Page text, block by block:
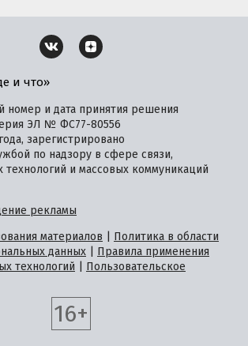
и что»
номер и дата принятия решения
ЭЛ № ФС77-80556
зарегистрировано
по надзору в сфере связи,
и массовых коммуникаций
рекламы
материалов
Политика в области
данных
Правила применения
технологий
Пользовательское
16+